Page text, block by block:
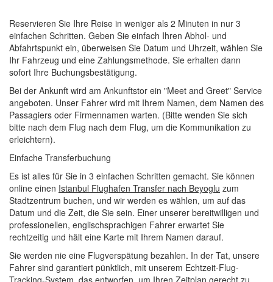
Reservieren Sie Ihre Reise in weniger als 2 Minuten in nur 3
einfachen Schritten. Geben Sie einfach Ihren Abhol- und
Abfahrtspunkt ein, überweisen Sie Datum und Uhrzeit, wählen Sie
Ihr Fahrzeug und eine Zahlungsmethode. Sie erhalten dann
sofort Ihre Buchungsbestätigung.
Bei der Ankunft wird am Ankunftstor ein "Meet and Greet" Service
angeboten. Unser Fahrer wird mit Ihrem Namen, dem Namen des
Passagiers oder Firmennamen warten. (Bitte wenden Sie sich
bitte nach dem Flug nach dem Flug, um die Kommunikation zu
erleichtern).
Einfache Transferbuchung
Es ist alles für Sie in 3 einfachen Schritten gemacht. Sie können
online einen Istanbul Flughafen Transfer nach Beyoglu zum
Stadtzentrum buchen, und wir werden es wählen, um auf das
Datum und die Zeit, die Sie sein. Einer unserer bereitwilligen und
professionellen, englischsprachigen Fahrer erwartet Sie
rechtzeitig und hält eine Karte mit Ihrem Namen darauf.
Sie werden nie eine Flugverspätung bezahlen. In der Tat, unsere
Fahrer sind garantiert pünktlich, mit unserem Echtzeit-Flug-